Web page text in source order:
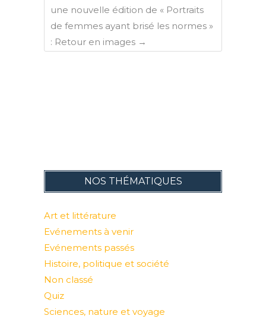
une nouvelle édition de « Portraits
de femmes ayant brisé les normes »
: Retour en images →
NOS THÉMATIQUES
Art et littérature
Evénements à venir
Evénements passés
Histoire, politique et société
Non classé
Quiz
Sciences, nature et voyage